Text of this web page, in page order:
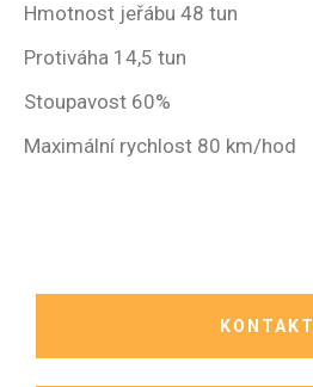
Hmotnost jeřábu 48 tun
Protiváha 14,5 tun
Stoupavost 60%
Maximální rychlost 80 km/hod
KONTAKT